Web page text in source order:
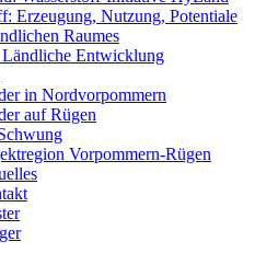
Erzeugung, Nutzung, Potentiale
Raumes
Ländliche Entwicklung
in Nordvorpommern
auf Rügen
Vorpommern-Rügen